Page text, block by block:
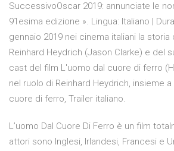
SuccessivoOscar 2019: annunciate le
91esima edizione ». Lingua: Italiano |
gennaio 2019 nei cinema italiani la
Reinhard Heydrich (Jason Clarke) e del
cast del film L'uomo dal cuore di ferro
nel ruolo di Reinhard Heydrich, insieme a
cuore di ferro, Trailer italiano.
L’uomo Dal Cuore Di Ferro è un film
attori sono Inglesi, Irlandesi, Francesi e